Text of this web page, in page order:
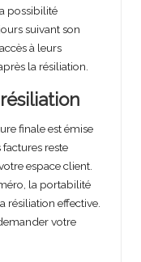
possibilité
suivant son
à leurs
la résiliation.
finale est émise
factures reste
espace client.
la portabilité
résiliation effective.
votre